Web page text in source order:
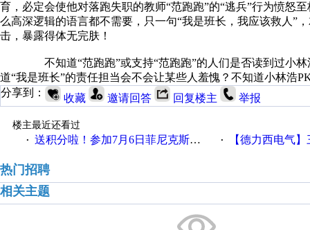
育，必定会使他对落跑失职的教师“范跑跑”的“逃兵”行为愤怒
么高深逻辑的语言都不需要，只一句“我是班长，我应该救人”
击，暴露得体无完肤！
不知道“范跑跑”或支持“范跑跑”的人们是否读到过小林
道“我是班长”的责任担当会不会让某些人羞愧？不知道小林浩
分享到：
收藏 邀请回答 回复楼主 举报
楼主最近还看过
· 送积分啦！参加7月6日菲尼克斯在线研讨会即得 · 【德力西电气】三
热门招聘
相关主题